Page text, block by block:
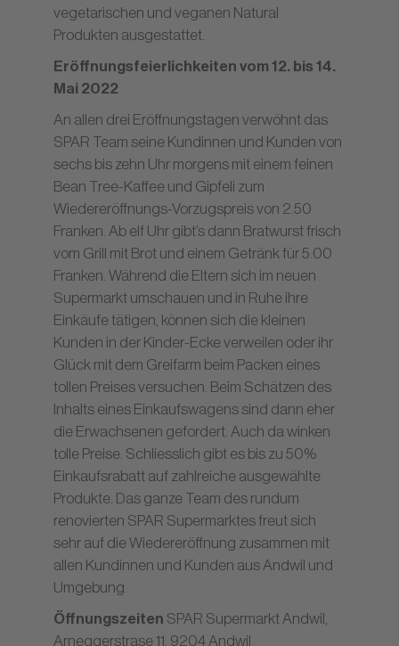
vegetarischen und veganen Natural
Produkten ausgestattet.
Eröffnungsfeierlichkeiten vom 12. bis 14.
Mai 2022
An allen drei Eröffnungstagen verwöhnt das
SPAR Team seine Kundinnen und Kunden von
sechs bis zehn Uhr morgens mit einem feinen
Bean Tree-Kaffee und Gipfeli zum
Wiedereröffnungs-Vorzugspreis von 2.50
Franken. Ab elf Uhr gibt’s dann Bratwurst frisch
vom Grill mit Brot und einem Getränk für 5.00
Franken. Während die Eltern sich im neuen
Supermarkt umschauen und in Ruhe ihre
Einkäufe tätigen, können sich die kleinen
Kunden in der Kinder-Ecke verweilen oder ihr
Glück mit dem Greifarm beim Packen eines
tollen Preises versuchen. Beim Schätzen des
Inhalts eines Einkaufswagens sind dann eher
die Erwachsenen gefordert. Auch da winken
tolle Preise. Schliesslich gibt es bis zu 50%
Einkaufsrabatt auf zahlreiche ausgewählte
Produkte. Das ganze Team des rundum
renovierten SPAR Supermarktes freut sich
sehr auf die Wiedereröffnung zusammen mit
allen Kundinnen und Kunden aus Andwil und
Umgebung.
Öffnungszeiten SPAR Supermarkt Andwil,
Arneggerstrase 11, 9204 Andwil